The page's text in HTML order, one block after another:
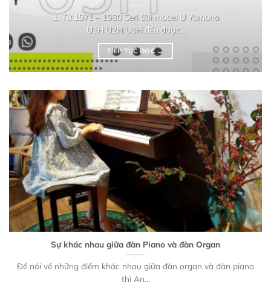
1. Từ 1971 – 1980 Seri đời model U Yamaha
U1H U2H U3H đều được...
TIẾP TỤC ĐỌC→
Sự khác nhau giữa đàn Piano và đàn Organ
Để nói về những điểm khác nhau giữa đàn organ và đàn piano
thì An...